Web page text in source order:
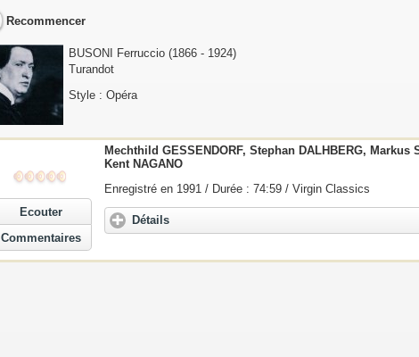
Recommencer
BUSONI Ferruccio(1866 - 1924)
Turandot
Style : Opéra
Ecouter
Commentaires
Mechthild GESSENDORF, Stephan DALHBERG, Markus
Kent NAGANO
Enregistré en 1991 / Durée : 74:59 / Virgin Classics
Détails